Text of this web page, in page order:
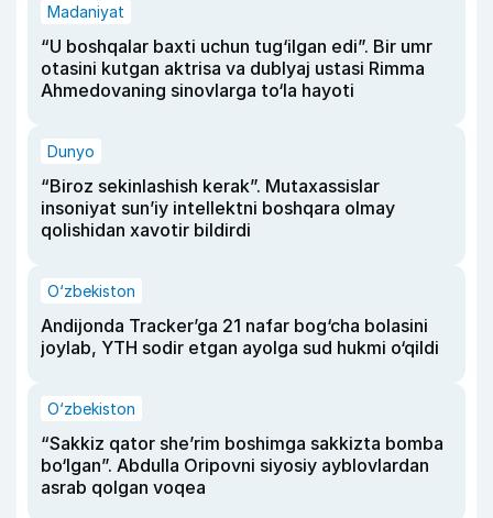
Madaniyat
“U boshqalar baxti uchun tug‘ilgan edi”. Bir umr
otasini kutgan aktrisa va dublyaj ustasi Rimma
Ahmedovaning sinovlarga to‘la hayoti
Dunyo
“Biroz sekinlashish kerak”. Mutaxassislar
insoniyat sun’iy intellektni boshqara olmay
qolishidan xavotir bildirdi
O‘zbekiston
Andijonda Tracker’ga 21 nafar bog‘cha bolasini
joylab, YTH sodir etgan ayolga sud hukmi o‘qildi
O‘zbekiston
“Sakkiz qator she’rim boshimga sakkizta bomba
bo‘lgan”. Abdulla Oripovni siyosiy ayblovlardan
asrab qolgan voqea